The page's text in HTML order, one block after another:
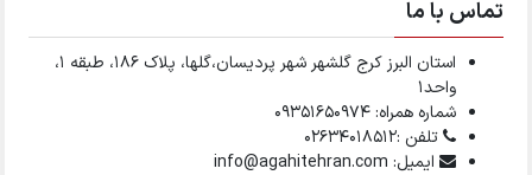
تماس با ما
استان البرز کرج گلشهر شهر پردیسان،گلها، پلاک ۱۸۶، طبقه ۱،
واحد1
شماره همراه: 09351650974
تلفن :02634018512
ایمیل: info@agahitehran.com